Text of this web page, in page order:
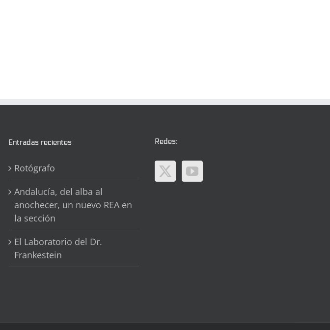
Entradas recientes
Rotógrafo
Andalucía, del alba al
anochecer, un nuevo REA en
la sección
El Laboratorio del Dr.
Frankestein
Redes: